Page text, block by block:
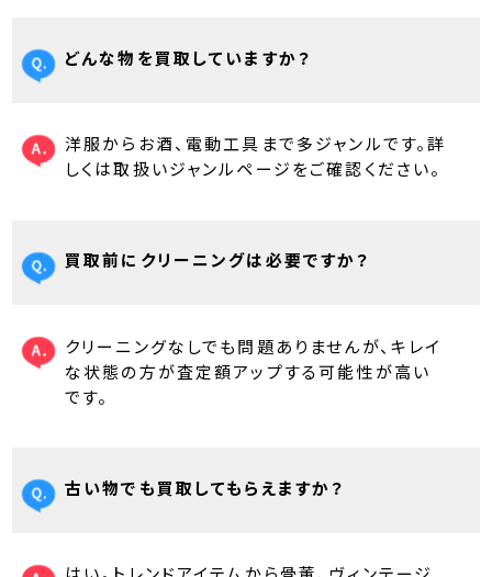
どんな物を買取していますか？
洋服からお酒、電動工具まで多ジャンルです。詳
しくは取扱いジャンルページをご確認ください。
買取前にクリーニングは必要ですか？
クリーニングなしでも問題ありませんが、キレイ
な状態の方が査定額アップする可能性が高い
です。
古い物でも買取してもらえますか？